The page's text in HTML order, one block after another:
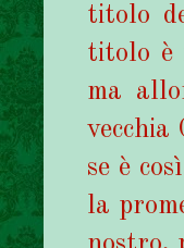
titolo
titolo è
ma
vecchia
se è
la